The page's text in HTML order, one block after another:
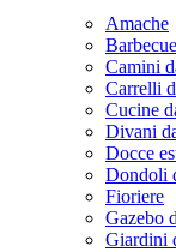
Amache
Barbecue
Camini
Carrelli
Cucine
Divani
Docce
Dondoli
Fioriere
Gazebo
Giardini